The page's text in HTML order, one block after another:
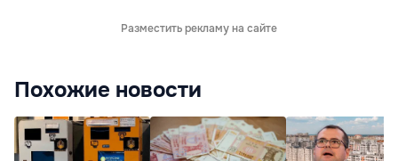
Разместить рекламу на сайте
Похожие новости